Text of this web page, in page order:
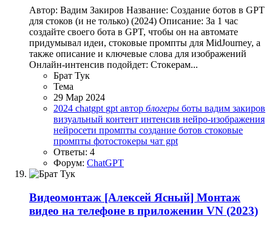
Автор: Вадим Закиров Название: Создание ботов в GPT
для стоков (и не только) (2024) Описание: За 1 час
создайте своего бота в GPT, чтобы он на автомате
придумывал идеи, стоковые промпты для MidJourney, а
также описание и ключевые слова для изображений
Онлайн-интенсив подойдет: Стокерам...
Брат Тук
Тема
29 Мар 2024
2024 chatgpt gpt автор блогеры боты вадим закиров
визуальный контент интенсив нейро-изображения
нейросети промпты создание ботов стоковые
промпты фотостокеры чат gpt
Ответы: 4
Форум: ChatGPT
Видеомонтаж [Алексей Ясный] Монтаж
видео на телефоне в приложении VN (2023)